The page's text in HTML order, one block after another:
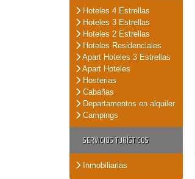
Hoteles 4 Estrellas
Hoteles 3 Estrellas
Hoteles 2 Estrellas
Hoteles Residenciales
Apart Hoteles 3 Estrellas
Apart Hoteles
Hosterias
Cabañas
Departamentos en alquiler
Campings
SERVICIOS TURÍSTICOS
Inmobiliarias